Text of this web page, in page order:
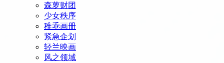
森萝财团
少女秩序
稚乖画册
紧急企划
轻兰映画
风之领域